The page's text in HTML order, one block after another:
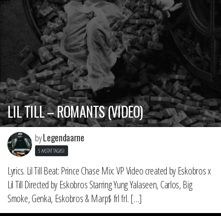
LIL TILL – ROMANTS (VIDEO)
byLegendaarne
5 AASTAT TAGASI
Lyrics. Lil Till Beat: Prince Chase Mix: VP Video created by Eskobros x
Lil Till Directed by Eskobros Starring Yung Yalaseen, Carlos, Big
Smoke, Genka, Eskobros & Marp$ frl frl. […]